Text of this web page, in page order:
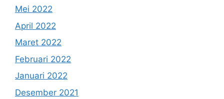
Mei 2022
April 2022
Maret 2022
Februari 2022
Januari 2022
Desember 2021